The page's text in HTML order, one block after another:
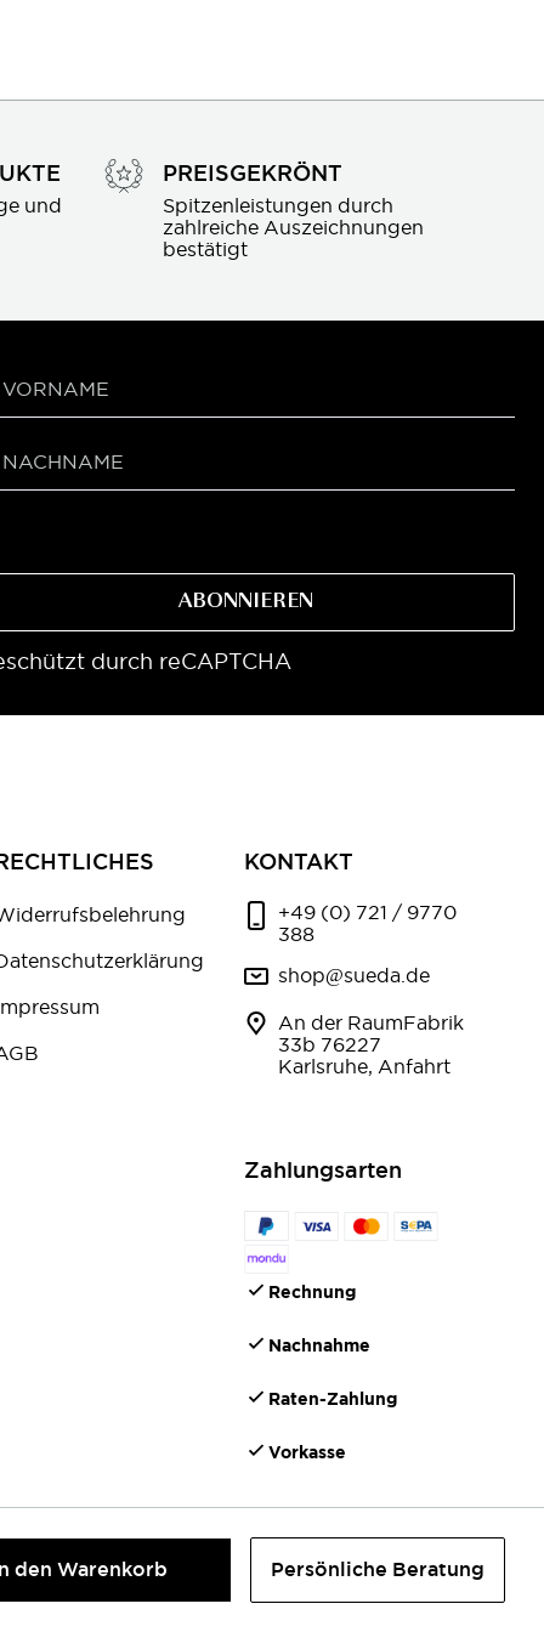
den Warenkorb Persönliche Beratung
und
PREISGEKRÖNT
Spitzenleistungen durch
zahlreiche Auszeichnungen
bestätigt
ABONNIEREN
durch reCAPTCHA
KONTAKT
+49 (0) 721 / 9770
388
shop@sueda.de
An der RaumFabrik
33b 76227
Karlsruhe, Anfahrt
Zahlungsarten
Rechnung
Nachnahme
Raten-Zahlung
Vorkasse
©2026 IONTO Health & Beauty